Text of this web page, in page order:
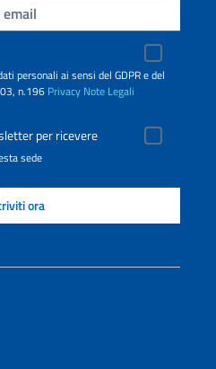
personali ai sensi del GDPR e del
n.196 Privacy Note Legali
per ricevere
sede